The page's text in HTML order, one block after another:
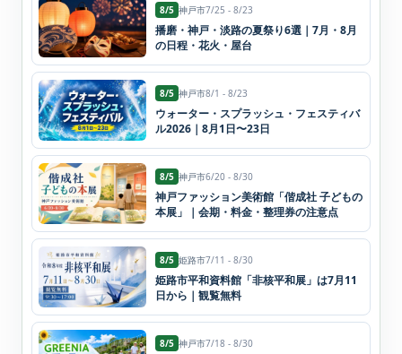
8/5 神戸市7/25 - 8/23
播磨・神戸・淡路の夏祭り6選｜7月・8月
の日程・花火・屋台
8/5 神戸市8/1 - 8/23
ウォーター・スプラッシュ・フェスティバ
ル2026｜8月1日〜23日
8/5 神戸市6/20 - 8/30
神戸ファッション美術館「偕成社 子どもの
本展」｜会期・料金・整理券の注意点
8/5 姫路市7/11 - 8/30
姫路市平和資料館「非核平和展」は7月11
日から｜観覧無料
8/5 神戸市7/18 - 8/30